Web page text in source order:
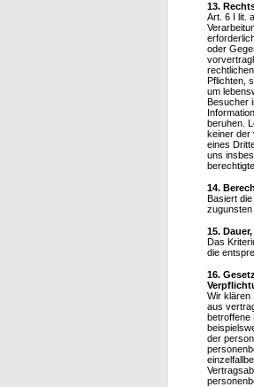
13.
Art. 6 I lit.
oder
Pflichten,
um
Besucher
beruhen.
keiner der
eines
uns
14.
Basiert
zugunsten
15.
Das
die
16.
Wir klären
aus
betroffene
der